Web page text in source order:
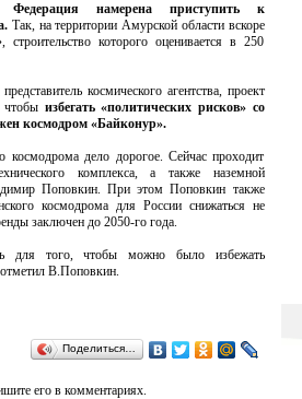
Федерация намерена приступить к
Так, на территории Амурской области вскоре
которого оценивается в 250
космического агентства, проект
чтобы избегать «политических рисков» со
космодром «Байконур».
космодрома дело дорогое. Сейчас проходит
комплекса, а также наземной
Поповкин. При этом Поповкин также
космодрома для России снижаться не
заключен до 2050-го года.
для того, чтобы можно было избежать
В.Поповкин.
Поделиться…
его в комментариях.